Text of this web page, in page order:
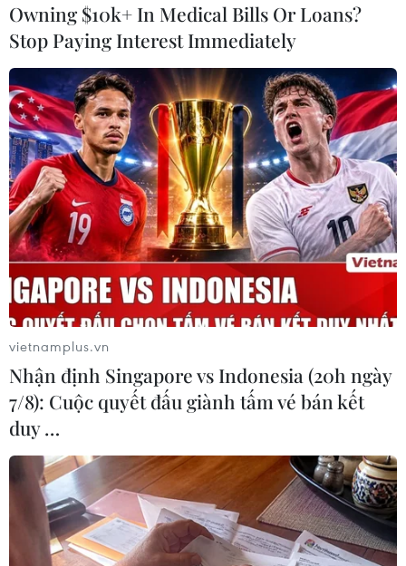
Những thương binh tại đây cho biết, họ không biết sử dụng
máy tính và công nghệ nên không thể đặt được vé trực tuyến.
(Ảnh: Minh Sơn/Vietnam+)
Rất nhiều người vì sốt ruột đã bắt đầu trèo vào trụ sở của VFF
Owning $10k+ In Medical Bills Or Loans?
Stop Paying Interest Immediately
vietnamplus.vn
Nhận định Singapore vs Indonesia (20h ngày
7/8): Cuộc quyết đấu giành tấm vé bán kết
duy …